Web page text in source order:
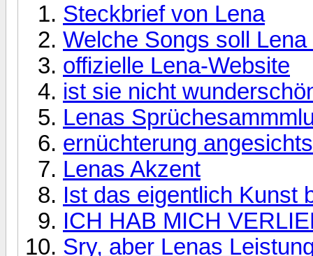
Steckbrief von Lena
Welche Songs soll
offizielle Lena-Website
ist sie nicht
Lenas
ernüchterung
Lenas Akzent
Ist das eigentlich Kunst
ICH HAB MICH
Sry, aber Lenas